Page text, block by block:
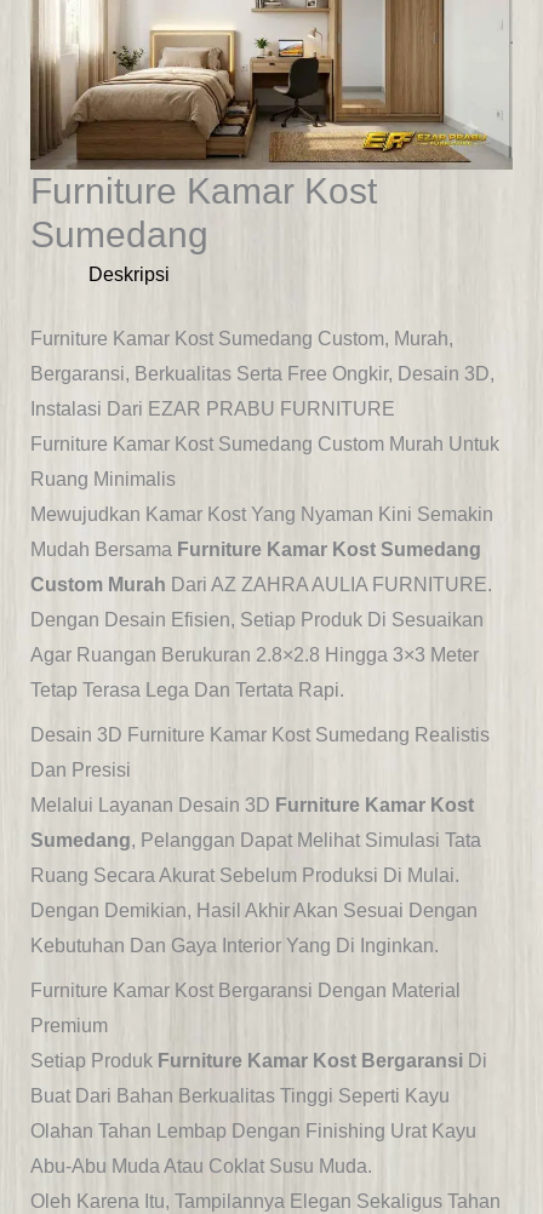
Furniture Kamar Kost
Sumedang
Deskripsi
Furniture Kamar Kost Sumedang Custom, Murah,
Bergaransi, Berkualitas Serta Free Ongkir, Desain 3D,
Instalasi Dari EZAR PRABU FURNITURE
Furniture Kamar Kost Sumedang Custom Murah Untuk
Ruang Minimalis
Mewujudkan Kamar Kost Yang Nyaman Kini Semakin
Mudah Bersama Furniture Kamar Kost Sumedang
Custom Murah Dari AZ ZAHRA AULIA FURNITURE.
Dengan Desain Efisien, Setiap Produk Di Sesuaikan
Agar Ruangan Berukuran 2.8×2.8 Hingga 3×3 Meter
Tetap Terasa Lega Dan Tertata Rapi.
Desain 3D Furniture Kamar Kost Sumedang Realistis
Dan Presisi
Melalui Layanan Desain 3D Furniture Kamar Kost
Sumedang, Pelanggan Dapat Melihat Simulasi Tata
Ruang Secara Akurat Sebelum Produksi Di Mulai.
Dengan Demikian, Hasil Akhir Akan Sesuai Dengan
Kebutuhan Dan Gaya Interior Yang Di Inginkan.
Furniture Kamar Kost Bergaransi Dengan Material
Premium
Setiap Produk Furniture Kamar Kost Bergaransi Di
Buat Dari Bahan Berkualitas Tinggi Seperti Kayu
Olahan Tahan Lembap Dengan Finishing Urat Kayu
Abu-Abu Muda Atau Coklat Susu Muda.
Oleh Karena Itu, Tampilannya Elegan Sekaligus Tahan